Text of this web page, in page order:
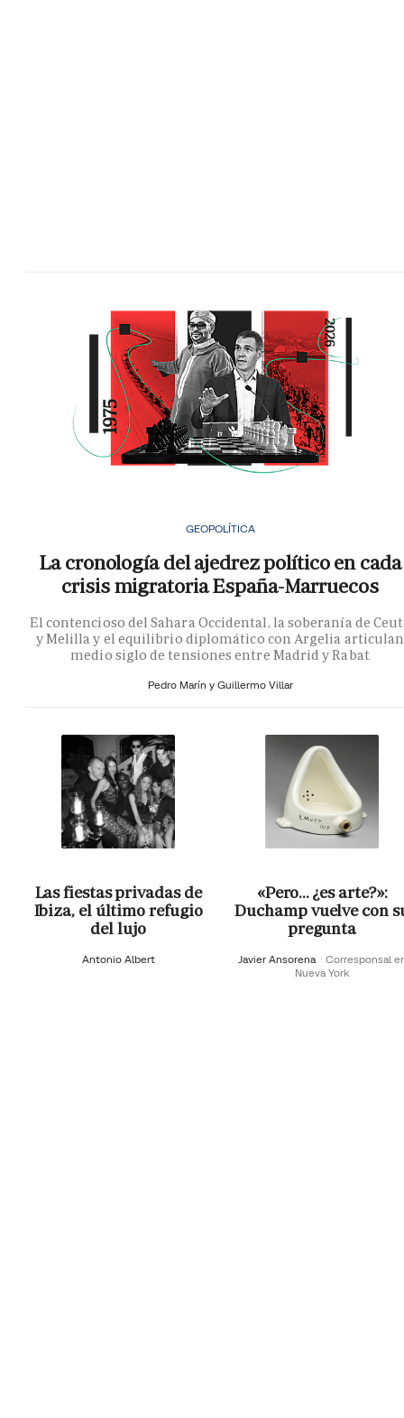
GEOPOLÍTICA
La cronología del ajedrez político en cada
crisis migratoria España-Marruecos
El contencioso del Sahara Occidental, la soberanía de
y Melilla y el equilibrio diplomático con Argelia articulan
medio siglo de tensiones entre Madrid y Rabat
Pedro Marín y Guillermo Villar
Las fiestas privadas de
Ibiza, el último refugio
del lujo
Antonio Albert
«Pero… ¿es arte?»:
Duchamp vuelve con
pregunta
Javier Ansorena
Corresponsal
Nueva York